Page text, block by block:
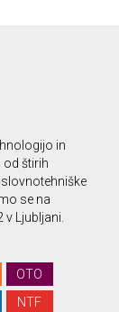
in
od štirih
se na
v Ljubljani.
OTO
NTF